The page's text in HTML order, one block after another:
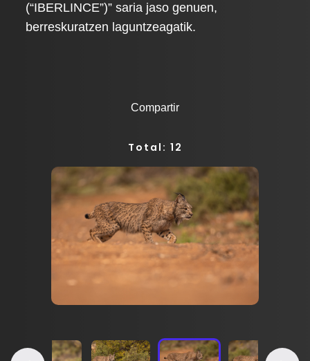
(“IBERLINCE”)” saria jaso genuen,
berreskuratzen laguntzeagatik.
Compartir
Total: 12